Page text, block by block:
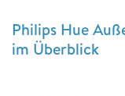
Philips Hue
im Überblick